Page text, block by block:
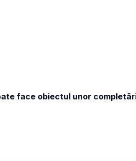
face obiectul unor